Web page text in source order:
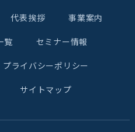
代表挨拶 事業案内
覧 セミナー情報
プライバシーポリシー
サイトマップ